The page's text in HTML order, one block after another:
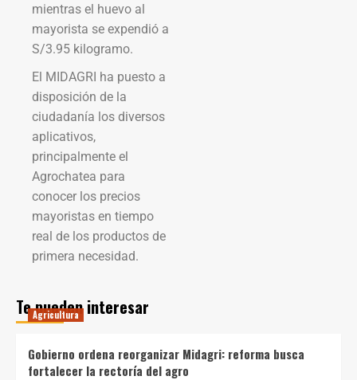
mientras el huevo al
mayorista se expendió a
S/3.95 kilogramo.
El MIDAGRI ha puesto a
disposición de la
ciudadanía los diversos
aplicativos,
principalmente el
Agrochatea para
conocer los precios
mayoristas en tiempo
real de los productos de
primera necesidad.
Te pueden interesar
Agricultura
Gobierno ordena reorganizar Midagri: reforma busca
fortalecer la rectoría del agro